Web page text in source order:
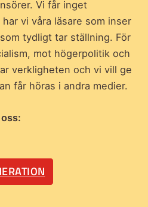
Vi får inget
vi våra läsare som inser
tydligt tar ställning. För
mot högerpolitik och
verkligheten och vi vill ge
får höras i andra medier.